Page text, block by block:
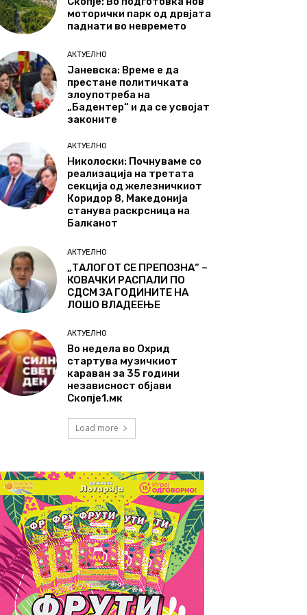
моторички парк од дрвјата
паднати во невремето
АКТУЕЛНО
Јаневска: Време е да
престане политичката
злоупотреба на
„Бадентер“ и да се усвојат
законите
АКТУЕЛНО
Николоски: Почнуваме со
реализација на третата
секција од железничкиот
Коридор 8, Македонија
станува раскрсница на
Балканот
АКТУЕЛНО
„ТАЛОГОТ СЕ ПРЕПОЗНА“ –
КОВАЧКИ РАСПАЛИ ПО
СДСМ ЗА ГОДИНИТЕ НА
ЛОШО ВЛАДЕЕЊЕ
АКТУЕЛНО
Во недела во Охрид
стартува музичкиот
караван за 35 години
независност објави
Скопје1.мк
Load more